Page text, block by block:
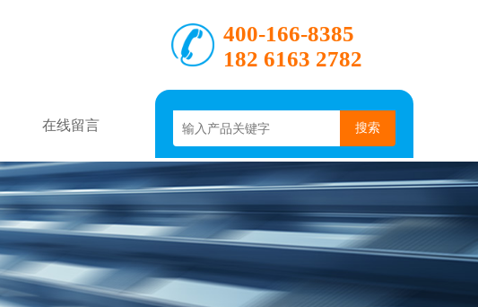
400-166-8385
182 6163 2782
在线留言